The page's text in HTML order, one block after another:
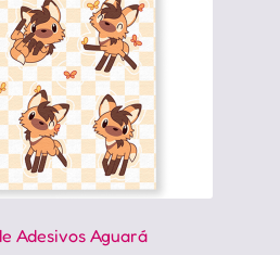
Adesivos Aguará